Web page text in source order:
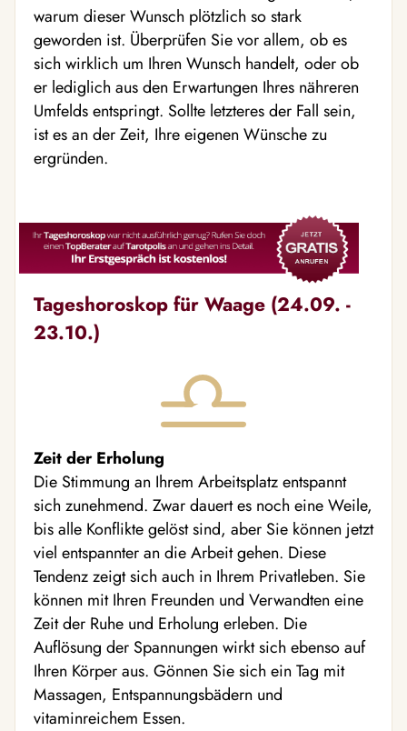
warum dieser Wunsch plötzlich so stark
geworden ist. Überprüfen Sie vor allem, ob es
sich wirklich um Ihren Wunsch handelt, oder ob
er lediglich aus den Erwartungen Ihres nähreren
Umfelds entspringt. Sollte letzteres der Fall sein,
ist es an der Zeit, Ihre eigenen Wünsche zu
ergründen.
Tageshoroskop für Waage (24.09. -
23.10.)
Zeit der Erholung
Die Stimmung an Ihrem Arbeitsplatz entspannt
sich zunehmend. Zwar dauert es noch eine Weile,
bis alle Konflikte gelöst sind, aber Sie können jetzt
viel entspannter an die Arbeit gehen. Diese
Tendenz zeigt sich auch in Ihrem Privatleben. Sie
können mit Ihren Freunden und Verwandten eine
Zeit der Ruhe und Erholung erleben. Die
Auflösung der Spannungen wirkt sich ebenso auf
Ihren Körper aus. Gönnen Sie sich ein Tag mit
Massagen, Entspannungsbädern und
vitaminreichem Essen.